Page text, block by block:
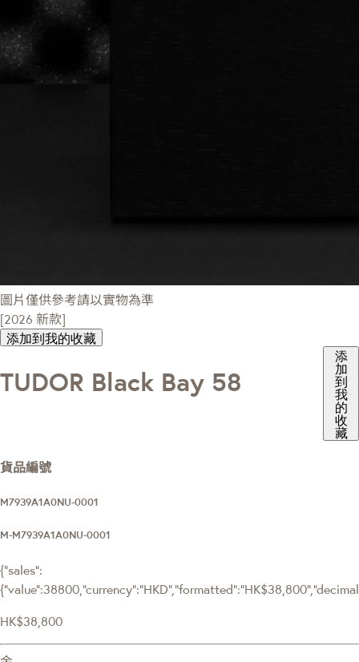
圖片僅供參考請以實物為準
[2026 新款]
添加到我的收藏
TUDOR Black Bay 58
添
加
到
我
的
收
藏
貨品編號
M7939A1A0NU-0001
M-M7939A1A0NU-0001
{"sales":
HK$38,800